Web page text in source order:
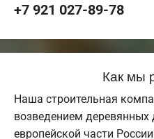
+7 921 027-89-78
Как мы
Наша строительная
возведением
европейской части